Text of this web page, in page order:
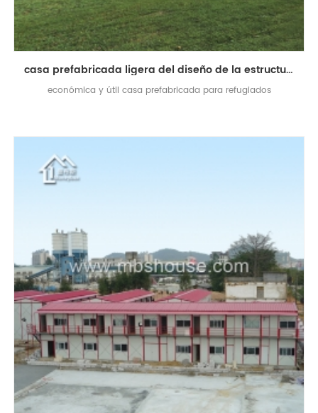
casa prefabricada ligera del diseño de la estructura de acero para el refugiado
económica y útil casa prefabricada para refugiados